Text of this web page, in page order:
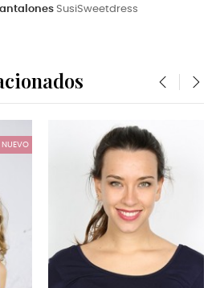
SusiSweetdress